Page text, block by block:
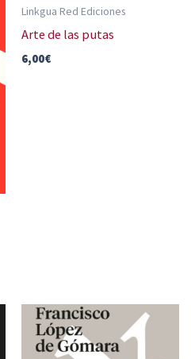
Linkgua Red Ediciones
Arte de las putas
6,00€